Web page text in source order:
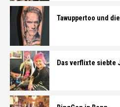
Tawuppertoo und
Das verflixte siebte